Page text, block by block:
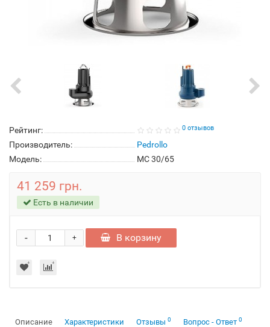
Рейтинг: 0 отзывов
Производитель:
Pedrollo
Модель:
MC 30/65
41 259 грн.
Есть в наличии
+
- В корзину
Описание Характеристики Отзывы 0 Вопрос - Ответ 0